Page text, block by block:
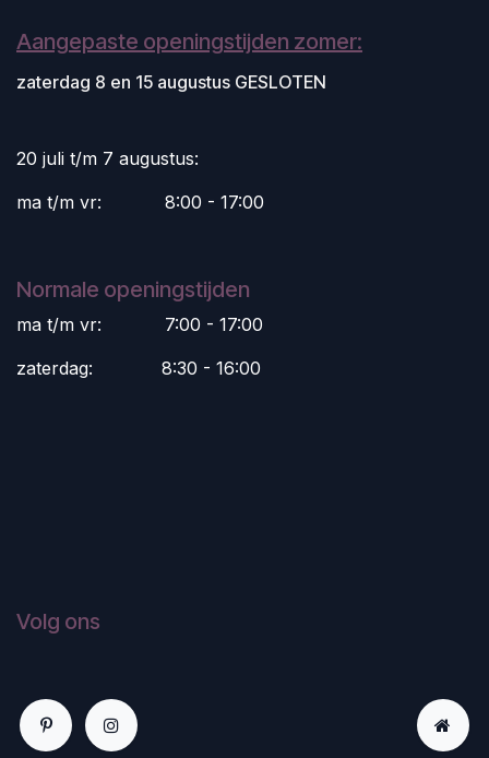
Aangepaste openingstijden zomer:
zaterdag 8 en 15 augustus GESLOTEN
20 juli t/m 7 augustus:
ma t/m vr:
​8:00 - 17:00
Normale openingstijden
ma t/m vr:
​7:00 - 17:00
zaterdag:
​8:30 - 16:00
Volg ons